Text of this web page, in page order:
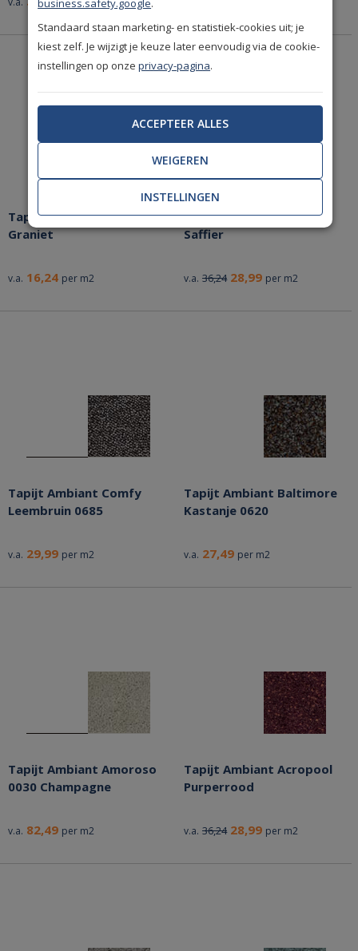
Tapijt Ambiant Novasuper
Graniet
v.a. 16,24 per m2
Tapijt Ambiant Acropool
Saffier
v.a. 36,24 28,99 per m2
Tapijt Ambiant Comfy
Leembruin 0685
v.a. 29,99 per m2
Tapijt Ambiant Baltimore
Kastanje 0620
v.a. 27,49 per m2
Tapijt Ambiant Amoroso
0030 Champagne
v.a. 82,49 per m2
Tapijt Ambiant Acropool
Purperrood
v.a. 36,24 28,99 per m2
business.safety.google.
Standaard staan marketing- en statistiek-cookies uit; je
kiest zelf. Je wijzigt je keuze later eenvoudig via de cookie-
instellingen op onzeprivacy-pagina.
ACCEPTEER ALLES
WEIGEREN
INSTELLINGEN